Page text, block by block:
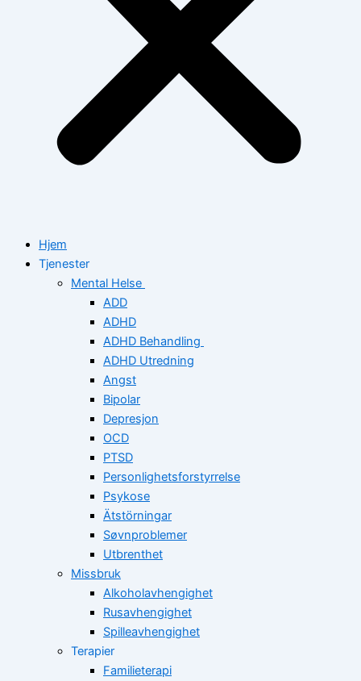
Hjem
Tjenester
Mental Helse
ADD
ADHD
ADHD Behandling
ADHD Utredning
Angst
Bipolar
Depresjon
OCD
PTSD
Personlighetsforstyrrelse
Psykose
Ätstörningar
Søvnproblemer
Utbrenthet
Missbruk
Alkoholavhengighet
Rusavhengighet
Spilleavhengighet
Terapier
Familieterapi